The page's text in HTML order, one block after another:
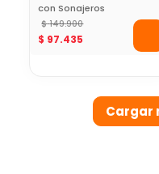
con Sonajeros
Desprendibles Baby
Mine
$ 149.900
$ 97.435